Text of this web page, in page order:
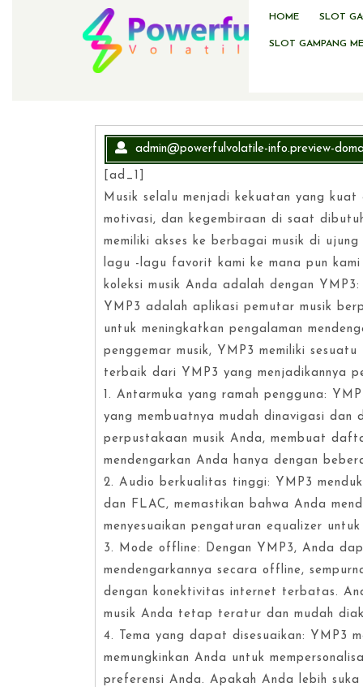
HOME SLOT
SLOT GAMPANG
admin@powerfulvolatile-info.preview-
[ad_1]
Musik selalu menjadi kekuatan yang kuat
motivasi, dan kegembiraan di saat
memiliki akses ke berbagai musik di
lagu -lagu favorit kami ke mana pun
koleksi musik Anda adalah dengan
YMP3 adalah aplikasi pemutar musik
untuk meningkatkan pengalaman
penggemar musik, YMP3 memiliki
terbaik dari YMP3 yang menjadikannya
1. Antarmuka yang ramah pengguna:
yang membuatnya mudah dinavigasi dan
perpustakaan musik Anda, membuat
mendengarkan Anda hanya dengan
2. Audio berkualitas tinggi: YMP3
dan FLAC, memastikan bahwa Anda
menyesuaikan pengaturan equalizer
3. Mode offline: Dengan YMP3, Anda
mendengarkannya secara offline,
dengan konektivitas internet terbatas.
musik Anda tetap teratur dan mudah
4. Tema yang dapat disesuaikan: YMP3
memungkinkan Anda untuk
preferensi Anda. Apakah Anda lebih